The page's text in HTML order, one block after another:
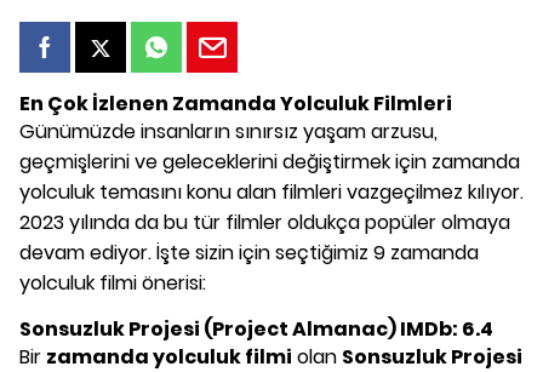
En Çok İzlenen Zamanda Yolculuk Filmleri
Günümüzde insanların sınırsız yaşam arzusu,
geçmişlerini ve geleceklerini değiştirmek için zamanda
yolculuk temasını konu alan filmleri vazgeçilmez kılıyor.
2023 yılında da bu tür filmler oldukça popüler olmaya
devam ediyor. İşte sizin için seçtiğimiz 9 zamanda
yolculuk filmi önerisi:
Sonsuzluk Projesi (Project Almanac) IMDb: 6.4
Bir zamanda yolculuk filmi olan Sonsuzluk Projesi